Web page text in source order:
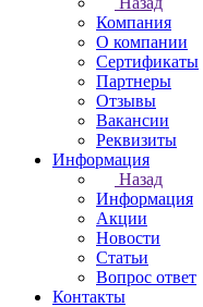
Компания
О компании
Сертификаты
Партнеры
Отзывы
Вакансии
Реквизиты
Информация
Назад
Информация
Акции
Новости
Статьи
Вопрос ответ
Контакты